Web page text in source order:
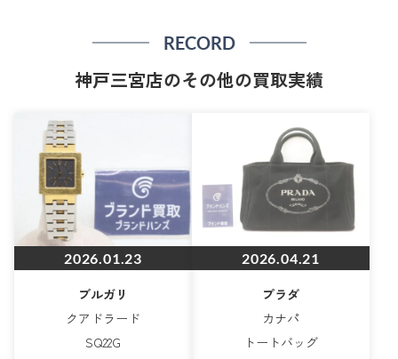
RECORD
神戸三宮店のその他の買取実績
2026.01.23
ブルガリ
クアドラード
SQ22G
2026.04.21
プラダ
カナパ
トートバッグ